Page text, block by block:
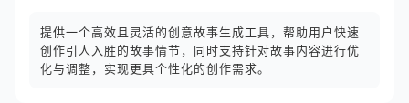
提供一个高效且灵活的创意故事生成工具，帮助用户快速
创作引人入胜的故事情节，同时支持针对故事内容进行优
化与调整，实现更具个性化的创作需求。